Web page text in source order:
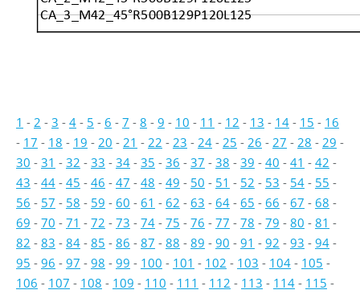
CA_3_M42_45°R500B129P120L125
1 - 2 - 3 - 4 - 5 - 6 - 7 - 8 - 9 - 10 - 11 - 12 - 13 - 14 - 15 - 16
- 17 - 18 - 19 - 20 - 21 - 22 - 23 - 24 - 25 - 26 - 27 - 28 - 29 -
30 - 31 - 32 - 33 - 34 - 35 - 36 - 37 - 38 - 39 - 40 - 41 - 42 -
43 - 44 - 45 - 46 - 47 - 48 - 49 - 50 - 51 - 52 - 53 - 54 - 55 -
56 - 57 - 58 - 59 - 60 - 61 - 62 - 63 - 64 - 65 - 66 - 67 - 68 -
69 - 70 - 71 - 72 - 73 - 74 - 75 - 76 - 77 - 78 - 79 - 80 - 81 -
82 - 83 - 84 - 85 - 86 - 87 - 88 - 89 - 90 - 91 - 92 - 93 - 94 -
95 - 96 - 97 - 98 - 99 - 100 - 101 - 102 - 103 - 104 - 105 -
106 - 107 - 108 - 109 - 110 - 111 - 112 - 113 - 114 - 115 -